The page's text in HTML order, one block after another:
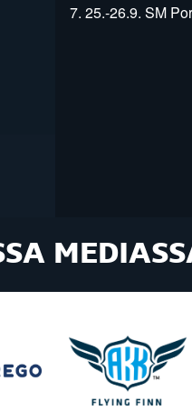
7. 25.-26.9. SM